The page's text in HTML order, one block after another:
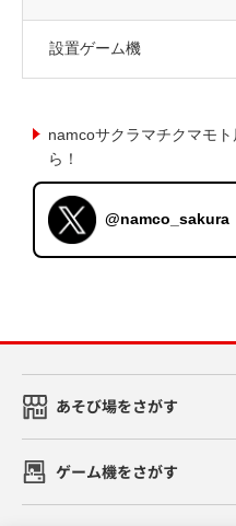
設置ゲーム機
namcoサクラマチクマモ
ら！
@namco_sakura
あそび場をさがす
ゲーム機をさがす